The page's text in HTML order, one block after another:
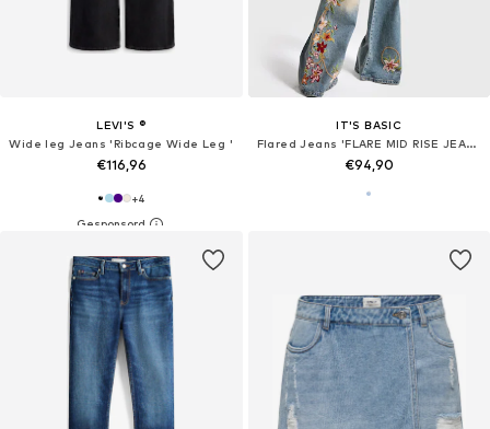
LEVI'S ®
Wide leg Jeans 'Ribcage Wide Leg '
€116,96
+4
IT'S BASIC
Flared Jeans 'FLARE MID RISE JEANS (Lenght 32)'
€94,90